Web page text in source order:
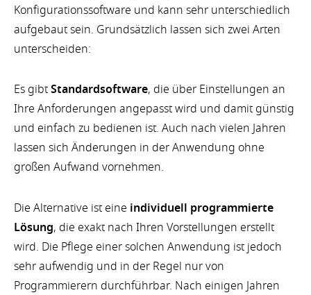
Konfigurationssoftware und kann sehr unterschiedlich
aufgebaut sein. Grundsätzlich lassen sich zwei Arten
unterscheiden:
Es gibtStandardsoftware, die über Einstellungen an
Ihre Anforderungen angepasst wird und damit günstig
und einfach zu bedienen ist. Auch nach vielen Jahren
lassen sich Änderungen in der Anwendung ohne
großen Aufwand vornehmen.
Die Alternative ist eine individuell programmierte
Lösung, die exakt nach Ihren Vorstellungen erstellt
wird. Die Pflege einer solchen Anwendung ist jedoch
sehr aufwendig und in der Regel nur von
Programmierern durchführbar. Nach einigen Jahren